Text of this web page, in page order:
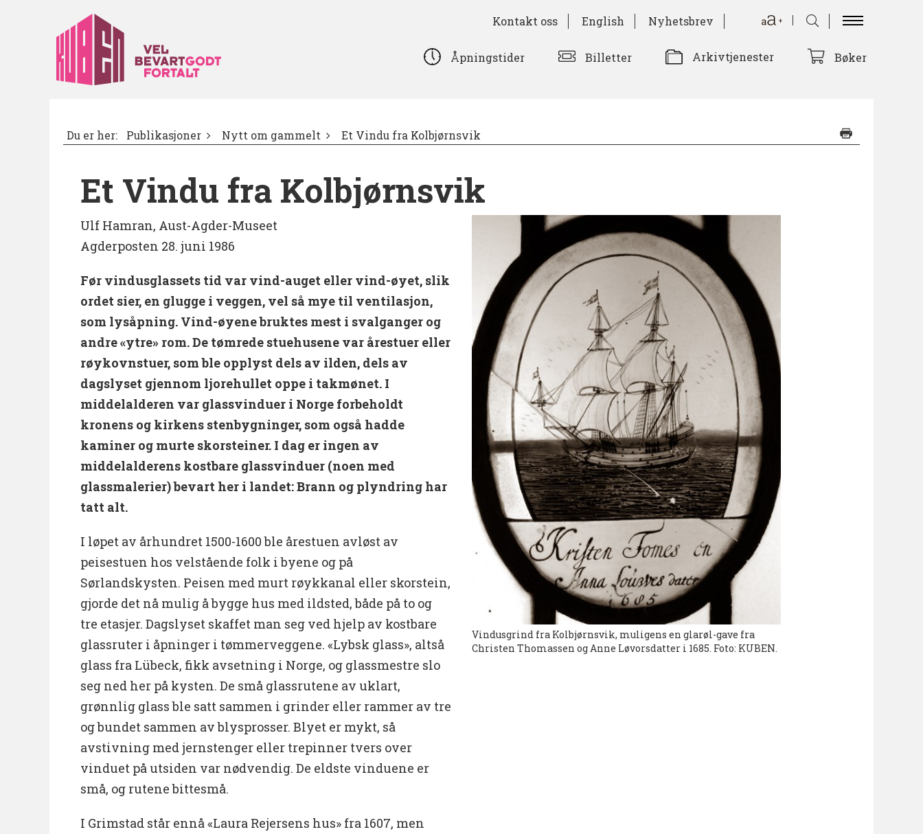
Kontakt oss English Nyhetsbrev
Åpningstider Billetter Arkivtjenester Bøker
Du er her: Publikasjoner Nytt om gammelt Et Vindu fra Kolbjørnsvik
Et Vindu fra Kolbjørnsvik
Ulf Hamran, Aust-Agder-Museet
Agderposten 28. juni 1986
Før vindusglassets tid var vind-auget eller vind-øyet, slik
ordet sier, en glugge i veggen, vel så mye til ventilasjon,
som lysåpning. Vind-øyene bruktes mest i svalganger og
andre «ytre» rom. De tømrede stuehusene var årestuer eller
røykovnstuer, som ble opplyst dels av ilden, dels av
dagslyset gjennom ljorehullet oppe i takmønet. I
middelalderen var glassvinduer i Norge forbeholdt
kronens og kirkens stenbygninger, som også hadde
kaminer og murte skorsteiner. I dag er ingen av
middelalderens kostbare glassvinduer (noen med
glassmalerier) bevart her i landet: Brann og plyndring har
tatt alt.
I løpet av århundret 1500-1600 ble årestuen avløst av
peisestuen hos velstående folk i byene og på
Sørlandskysten. Peisen med murt røykkanal eller skorstein,
gjorde det nå mulig å bygge hus med ildsted, både på to og
tre etasjer. Dagslyset skaffet man seg ved hjelp av kostbare
glassruter i åpninger i tømmerveggene. «Lybsk glass», altså
glass fra Lübeck, fikk avsetning i Norge, og glassmestre slo
seg ned her på kysten. De små glassrutene av uklart,
grønnlig glass ble satt sammen i grinder eller rammer av tre
og bundet sammen av blysprosser. Blyet er mykt, så
avstivning med jernstenger eller trepinner tvers over
vinduet på utsiden var nødvendig. De eldste vinduene er
små, og rutene bittesmå.
I Grimstad står ennå «Laura Rejersens hus» fra 1607, men
Vindusgrind fra Kolbjørnsvik, muligens en glarøl-gave fra
Christen Thomassen og Anne Løvorsdatter i 1685. Foto: KUBEN.